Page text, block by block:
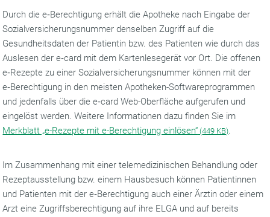
Durch die e‑Berechtigung erhält die Apotheke nach Eingabe der
Sozialversicherungsnummer denselben Zugriff auf die
Gesundheitsdaten der Patientin bzw. des Patienten wie durch das
Auslesen der e‑card mit dem Kartenlesegerät vor Ort. Die offenen
e‑Rezepte zu einer Sozialversicherungsnummer können mit der
e‑Berechtigung in den meisten Apotheken-Softwareprogrammen
und jedenfalls über die e‑card Web-Oberfläche aufgerufen und
eingelöst werden. Weitere Informationen dazu finden Sie im
Merkblatt „e-Rezepte mit e-Berechtigung einlösen“ (449 KB).
Im Zusammenhang mit einer telemedizinischen Behandlung oder
Rezeptausstellung bzw. einem Hausbesuch können Patientinnen
und Patienten mit der e‑Berechtigung auch einer Ärztin oder einem
Arzt eine Zugriffsberechtigung auf ihre ELGA und auf bereits